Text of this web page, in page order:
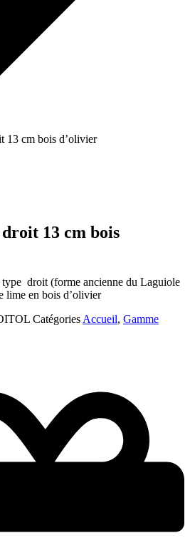
13 cm bois d’olivier
13 cm bois
droit (forme ancienne du Laguiole
lime en bois d’olivier
Catégories Accueil, Gamme